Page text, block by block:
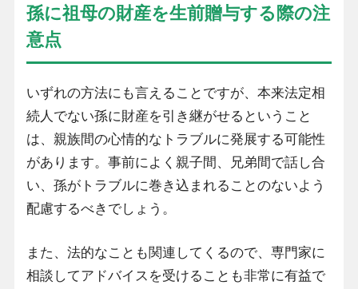
孫に祖母の財産を生前贈与する際の注
意点
いずれの方法にも言えることですが、本来法定相
続人でない孫に財産を引き継がせるということ
は、親族間の心情的なトラブルに発展する可能性
があります。事前によく親子間、兄弟間で話し合
い、孫がトラブルに巻き込まれることのないよう
配慮するべきでしょう。
また、法的なことも関連してくるので、専門家に
相談してアドバイスを受けることも非常に有益で